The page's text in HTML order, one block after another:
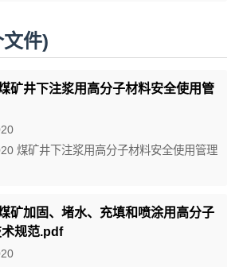
件)
矿井下注浆用高分子材料安全使用管
煤矿井下注浆用高分子材料安全使用管理
矿加固、堵水、充填和喷涂用高分子
规范.pdf